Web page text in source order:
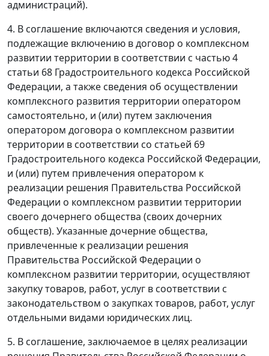
администраций).
4. В соглашение включаются сведения и условия,
подлежащие включению в договор о комплексном
развитии территории в соответствии с частью 4
статьи 68 Градостроительного кодекса Российской
Федерации, а также сведения об осуществлении
комплексного развития территории оператором
самостоятельно, и (или) путем заключения
оператором договора о комплексном развитии
территории в соответствии со статьей 69
Градостроительного кодекса Российской Федерации,
и (или) путем привлечения оператором к
реализации решения Правительства Российской
Федерации о комплексном развитии территории
своего дочернего общества (своих дочерних
обществ). Указанные дочерние общества,
привлеченные к реализации решения
Правительства Российской Федерации о
комплексном развитии территории, осуществляют
закупку товаров, работ, услуг в соответствии с
законодательством о закупках товаров, работ, услуг
отдельными видами юридических лиц.
5. В соглашение, заключаемое в целях реализации